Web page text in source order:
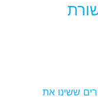
ששינו את